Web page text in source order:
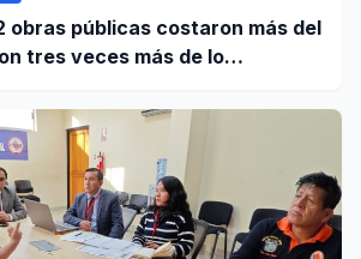
obras públicas costaron más del
tres veces más de lo